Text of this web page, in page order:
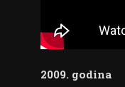
2009. godina